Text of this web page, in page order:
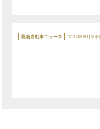
テ
ゴ
最新自動車ニュース 2026年08月06日